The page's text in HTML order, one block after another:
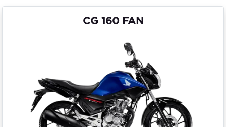
CG 160 FAN